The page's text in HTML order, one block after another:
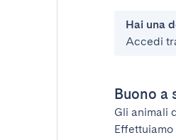
Hai una
Accedi
Buono a
Gli animali